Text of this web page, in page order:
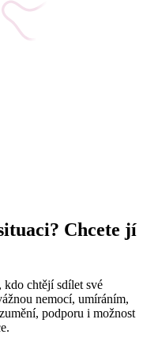
Chcete jí
kdo chtějí sdílet své
nemocí, umíráním,
podporu i možnost